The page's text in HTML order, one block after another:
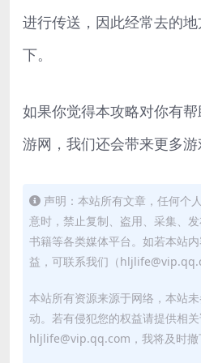
进行传送，因此经常去的
下。
如果你觉得本攻略对你有
游网，我们还会带来更多
声明：本站所有文章，任何个
意时，禁止复制、盗用、采集、发
书籍等各类媒体平台。如若本站
益，可联系我们（
本站所有资源来源于网络，本站
动。若有侵犯您的权益请提供相
hljlife@vip.qq.com，我将及时撤